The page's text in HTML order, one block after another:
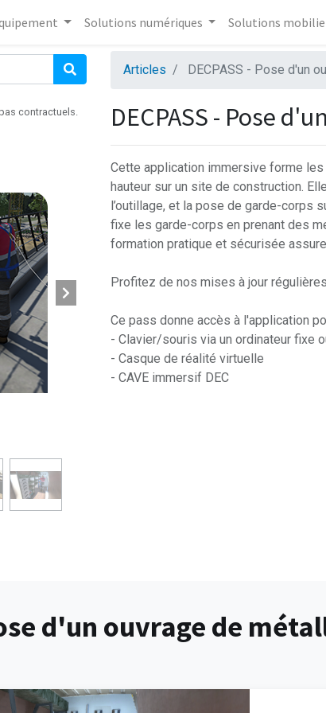
Solutions numériques Solutions
Articles DECPASS - Pose d'un
contractuels. DECPASS - Pose
Cette application immersive forme
hauteur sur un site de construction.
l’outillage, et la pose de garde-corps
fixe les garde-corps en prenant des
formation pratique et sécurisée
Profitez de nos mises à jour
Ce pass donne accès à l'application
- Clavier/souris via un ordinateur fixe
- Casque de réalité virtuelle
- CAVE immersif DEC
d'un ouvrage de